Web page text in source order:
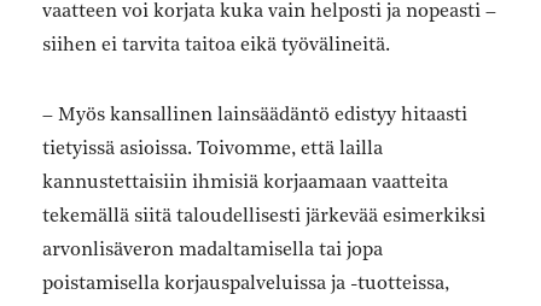
vaatteen voi korjata kuka vain helposti ja nopeasti –
siihen ei tarvita taitoa eikä työvälineitä.
– Myös kansallinen lainsäädäntö edistyy hitaasti
tietyissä asioissa. Toivomme, että lailla
kannustettaisiin ihmisiä korjaamaan vaatteita
tekemällä siitä taloudellisesti järkevää esimerkiksi
arvonlisäveron madaltamisella tai jopa
poistamisella korjauspalveluissa ja -tuotteissa,